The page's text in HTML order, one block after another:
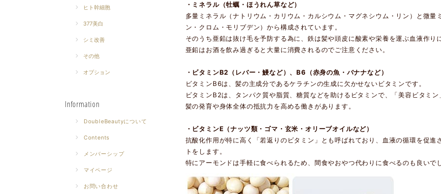
ヒト幹細胞
377美白
シミ改善
その他
オプション
Information
DoubleBeautyについて
Contents
メンバーシップ
マイページ
お問い合わせ
・ミネラル（牡蠣・ほうれん草など）
多量ミネラル（ナトリウム・カリウム・カルシウム・マグネシウム・リン）と微
ン・クロム・モリブデン）から構成されています。
そのうち亜鉛は抜け毛を予防する為に、鉄は髪や頭皮に酸素や栄養を運ぶ血液作り
亜鉛はお酒を飲み過ぎると大量に消費されるのでご注意ください。
・ビタミンB2（レバー・鰻など）、B6（赤身の魚・バナナなど）
ビタミンB6は、髪の主成分であるケラチンの生成に欠かせないビタミンです。
ビタミンB2は、タンパク質や脂質、糖質などを助けるビタミンで、「美容ビタミ
髪の発育や身体全体の抵抗力を高める働きがあります。
・ビタミンE（ナッツ類・ゴマ・玄米・オリーブオイルなど）
抗酸化作用が特に高く「若返りのビタミン」とも呼ばれており、血液の循環を促
トをします。
特にアーモンドは手軽に食べられるため、間食やおやつ代わりに食べるのも良いで